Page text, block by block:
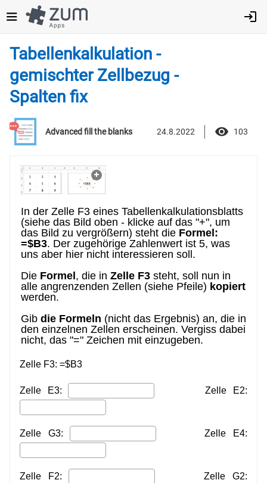
zum
Inhalt
Tabellenkalkulation -
gemischter Zellbezug -
Spalten fix
Advanced fill the blanks 24.8.2022 103